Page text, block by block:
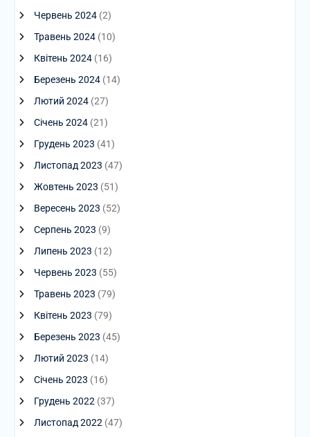
Червень 2024(2)
Травень 2024(10)
Квітень 2024(16)
Березень 2024(14)
Лютий 2024(27)
Січень 2024(21)
Грудень 2023 (41)
Листопад 2023 (47)
Жовтень 2023 (51)
Вересень 2023 (52)
Серпень 2023 (9)
Липень 2023 (12)
Червень 2023 (55)
Травень 2023 (79)
Квітень 2023 (79)
Березень 2023 (45)
Лютий 2023 (14)
Січень 2023 (16)
Грудень 2022 (37)
Листопад 2022 (47)